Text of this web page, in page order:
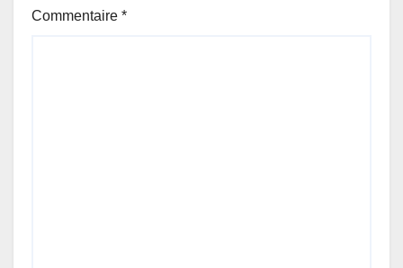
Commentaire *